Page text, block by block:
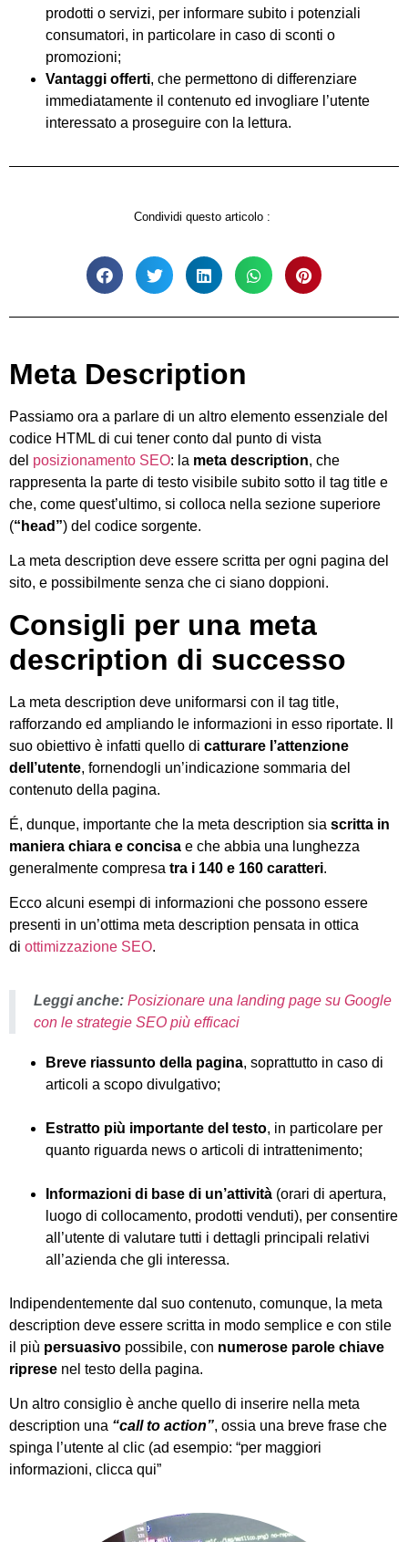
prodotti o servizi, per informare subito i potenziali
consumatori, in particolare in caso di sconti o
promozioni;
Vantaggi offerti, che permettono di differenziare
immediatamente il contenuto ed invogliare l’utente
interessato a proseguire con la lettura.
Condividi questo articolo :
Meta Description
Passiamo ora a parlare di un altro elemento essenziale del
codice HTML di cui tener conto dal punto di vista
del posizionamento SEO: la meta description, che
rappresenta la parte di testo visibile subito sotto il tag title e
che, come quest’ultimo, si colloca nella sezione superiore
(“head”) del codice sorgente.
La meta description deve essere scritta per ogni pagina del
sito, e possibilmente senza che ci siano doppioni.
Consigli per una meta
description di successo
La meta description deve uniformarsi con il tag title,
rafforzando ed ampliando le informazioni in esso riportate. Il
suo obiettivo è infatti quello di catturare l’attenzione
dell’utente, fornendogli un’indicazione sommaria del
contenuto della pagina.
É, dunque, importante che la meta description sia scritta in
maniera chiara e concisa e che abbia una lunghezza
generalmente compresa tra i 140 e 160 caratteri.
Ecco alcuni esempi di informazioni che possono essere
presenti in un’ottima meta description pensata in ottica
di ottimizzazione SEO.
Leggi anche: Posizionare una landing page su Google
con le strategie SEO più efficaci
Breve riassunto della pagina, soprattutto in caso di
articoli a scopo divulgativo;
Estratto più importante del testo, in particolare per
quanto riguarda news o articoli di intrattenimento;
Informazioni di base di un’attività (orari di apertura,
luogo di collocamento, prodotti venduti), per consentire
all’utente di valutare tutti i dettagli principali relativi
all’azienda che gli interessa.
Indipendentemente dal suo contenuto, comunque, la meta
description deve essere scritta in modo semplice e con stile
il più persuasivo possibile, con numerose parole chiave
riprese nel testo della pagina.
Un altro consiglio è anche quello di inserire nella meta
description una “call to action”, ossia una breve frase che
spinga l’utente al clic (ad esempio: “per maggiori
informazioni, clicca qui”